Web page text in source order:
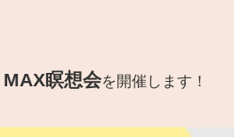
瞑想会を開催します！